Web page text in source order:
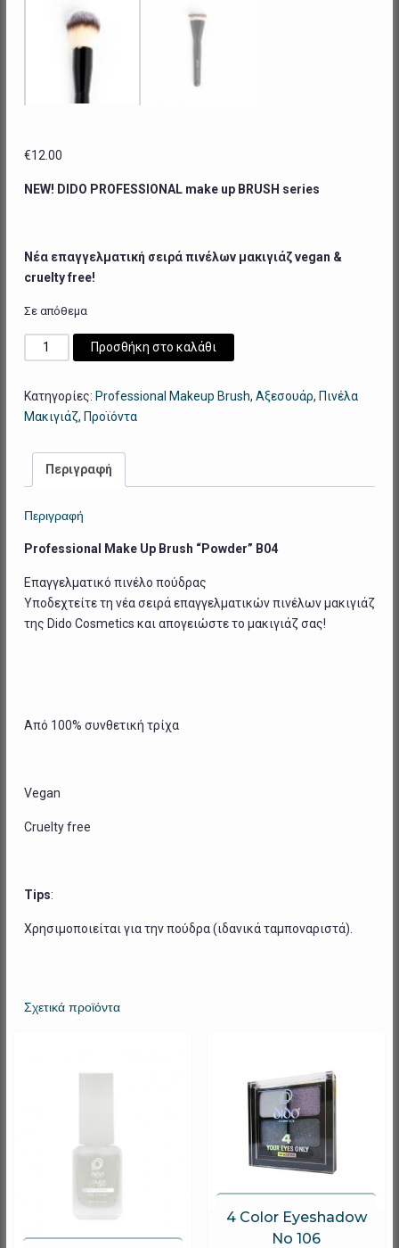
€12.00
NEW! DIDO PROFESSIONAL make up BRUSH series
Νέα επαγγελματική σειρά πινέλων μακιγιάζvegan &
crueltyfree!
Σε απόθεμα
Professional
Make
Brush
"Powder"
ποσότητα
Προσθήκη στο καλάθι
Κατηγορίες: Professional Makeup Brush, Αξεσουάρ, Πινέλα
Μακιγιάζ, Προϊόντα
Περιγραφή
Περιγραφή
Professional Make Up Brush “Powder” B04
Επαγγελματικό πινέλο πούδρας
Υποδεχτείτε τη νέα σειρά επαγγελματικών πινέλων μακιγιάζ
της Dido Cosmetics και απογειώστε το μακιγιάζ σας!
Από 100% συνθετική τρίχα
Vegan
Cruelty free
Tips:
Χρησιμοποιείται για την πούδρα (ιδανικά ταμποναριστά).
Σχετικά προϊόντα
4 Color Eyeshadow
No 106